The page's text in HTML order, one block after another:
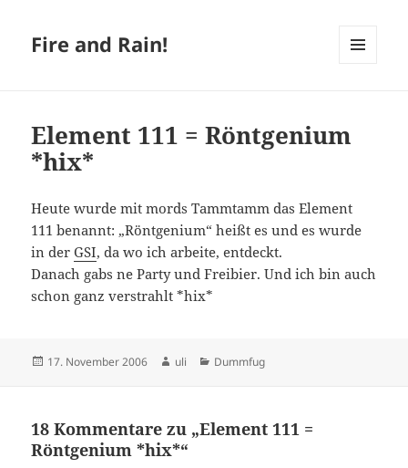
Fire and Rain!
Element 111 = Röntgenium
*hix*
Heute wurde mit mords Tammtamm das Element
111 benannt: „Röntgenium“ heißt es und es wurde
in derGSI, da wo ich arbeite, entdeckt.
Danach gabs ne Party und Freibier. Und ich bin auch
schon ganz verstrahlt *hix*
Veröffentlicht
17. November 2006 Autor
uli Kategorien
Dummfug
18 Kommentare zu „Element 111 =
Röntgenium *hix*“